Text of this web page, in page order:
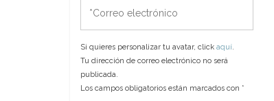
electrónico
Si quieres personalizar tu avatar, click aquí.
Tu dirección de correo electrónico no será
publicada.
Los campos obligatorios están marcados con *